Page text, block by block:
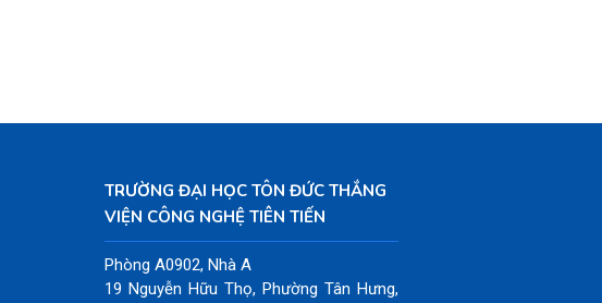
TRƯỜNG ĐẠI HỌC TÔN ĐỨC THẮNG
VIỆN CÔNG NGHỆ TIÊN TIẾN
Phòng A0902, Nhà A
19 Nguyễn Hữu Thọ, Phường Tân Hưng,